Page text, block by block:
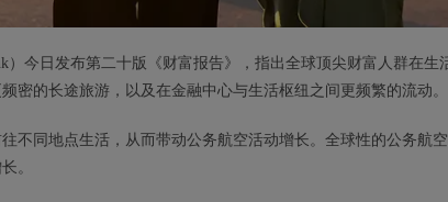
今日发布第二十版《财富报告》，指出全球顶尖财富人群在生
密的长途旅游，以及在金融中心与生活枢纽之间更频繁的流动。
不同地点生活，从而带动公务航空活动增长。全球性的公务航
。